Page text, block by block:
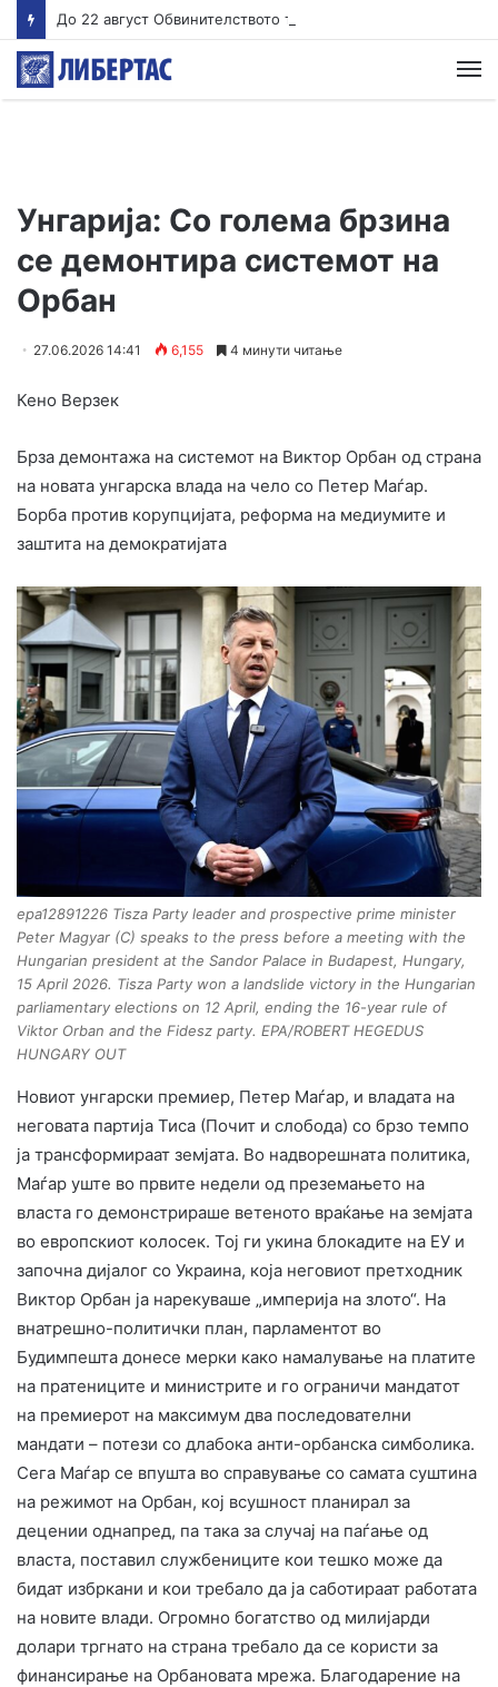
Унгарија: Со голема брзина
се демонтира системот на
Орбан
27.06.2026 14:41 6,155 4 минути читање
Кено Верзек
Брза демонтажа на системот на Виктор Орбан од страна
на новата унгарска влада на чело со Петер Маѓар.
Борба против корупцијата, реформа на медиумите и
заштита на демократијата
epa12891226 Tisza Party leader and prospective prime minister
Peter Magyar (C) speaks to the press before a meeting with the
Hungarian president at the Sandor Palace in Budapest, Hungary,
15 April 2026. Tisza Party won a landslide victory in the Hungarian
parliamentary elections on 12 April, ending the 16-year rule of
Viktor Orban and the Fidesz party. EPA/ROBERT HEGEDUS
HUNGARY OUT
Новиот унгарски премиер, Петер Маѓар, и владата на
неговата партија Тиса (Почит и слобода) со брзо темпо
ја трансформираат земјата. Во надворешната политика,
Маѓар уште во првите недели од преземањето на
власта го демонстрираше ветеното враќање на земјата
во европскиот колосек. Тој ги укина блокадите на ЕУ и
започна дијалог со Украина, која неговиот претходник
Виктор Орбан ја нарекуваше „империја на злото“. На
внатрешно-политички план, парламентот во
Будимпешта донесе мерки како намалување на платите
на пратениците и министрите и го ограничи мандатот
на премиерот на максимум два последователни
мандати – потези со длабока анти-орбанска симболика.
Сега Маѓар се впушта во справување со самата суштина
на режимот на Орбан, кој всушност планирал за
децении однапред, па така за случај на паѓање од
власта, поставил службениците кои тешко може да
бидат избркани и кои требало да ја саботираат работата
на новите влади. Огромно богатство од милијарди
долари тргнато на страна требало да се користи за
финансирање на Орбановата мрежа. Благодарение на